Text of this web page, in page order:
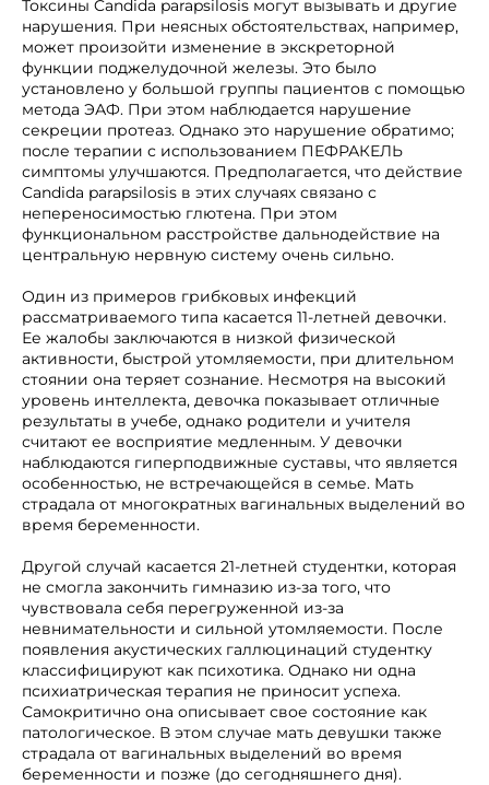
Токсины Candida parapsilosis могут вызывать и другие
нарушения. При неясных обстоятельствах, например,
может произойти изменение в экскреторной
функции поджелудочной железы. Это было
установлено у большой группы пациентов с помощью
метода ЭАФ. При этом наблюдается нарушение
секреции протеаз. Однако это нарушение обратимо;
после терапии с использованием ПЕФРАКЕЛЬ
симптомы улучшаются. Предполагается, что действие
Candida parapsilosis в этих случаях связано с
непереносимостью глютена. При этом
функциональном расстройстве дальнодействие на
центральную нервную систему очень сильно.
Один из примеров грибковых инфекций
рассматриваемого типа касается 11-летней девочки.
Ее жалобы заключаются в низкой физической
активности, быстрой утомляемости, при длительном
стоянии она теряет сознание. Несмотря на высокий
уровень интеллекта, девочка показывает отличные
результаты в учебе, однако родители и учителя
считают ее восприятие медленным. У девочки
наблюдаются гиперподвижные суставы, что является
особенностью, не встречающейся в семье. Мать
страдала от многократных вагинальных выделений во
время беременности.
Другой случай касается 21-летней студентки, которая
не смогла закончить гимназию из-за того, что
чувствовала себя перегруженной из-за
невнимательности и сильной утомляемости. После
появления акустических галлюцинаций студентку
классифицируют как психотика. Однако ни одна
психиатрическая терапия не приносит успеха.
Самокритично она описывает свое состояние как
патологическое. В этом случае мать девушки также
страдала от вагинальных выделений во время
беременности и позже (до сегодняшнего дня).